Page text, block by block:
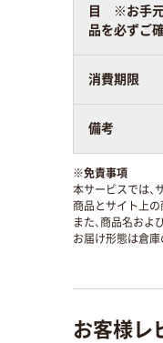
目 ※お手元
品を必ずご
消費期限
備考
※免責事項
本サービスでは、
商品とサイト上
また、商品名およ
お届け形態は倉
お客様レ